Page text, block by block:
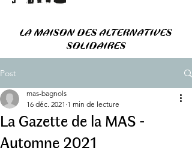
LA MAISON DES ALTERNATIVES
SOLIDAIRES
Post
La Gazette de la MAS -
Automne 2021
mas-bagnols
16 déc. 2021 1 min de lecture